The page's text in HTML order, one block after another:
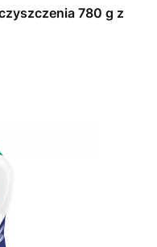
780 g z